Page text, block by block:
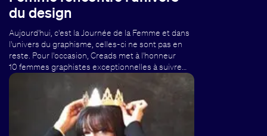
du design
Aujourd'hui, c'est la Journée de la Femme et dans
l'univers du graphisme, celles-ci ne sont pas en
reste. Pour l'occasion, Creads met à l'honneur
10 femmes graphistes exceptionnelles à suivre…